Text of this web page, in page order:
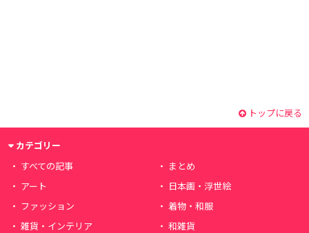
トップに戻る
カテゴリー
すべての記事
まとめ
アート
日本画・浮世絵
ファッション
着物・和服
雑貨・インテリア
和雑貨